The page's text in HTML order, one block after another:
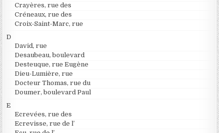
Crayères, rue des
Créneaux, rue des
Croix-Saint-Marc, rue
D
David, rue
Desaubeau, boulevard
Desteuque, rue Eugène
Dieu-Lumière, rue
Docteur Thomas, rue du
Doumer, boulevard Paul
E
Ecrevées, rue des
Ecrevisse, rue de l’